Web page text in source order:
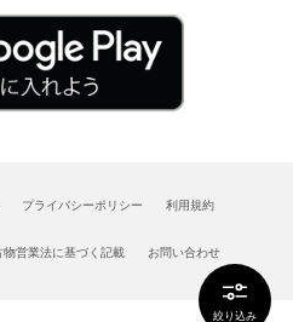
絞り込み
プライバシーポリシー 利用規約
物営業法に基づく記載 お問い合わせ